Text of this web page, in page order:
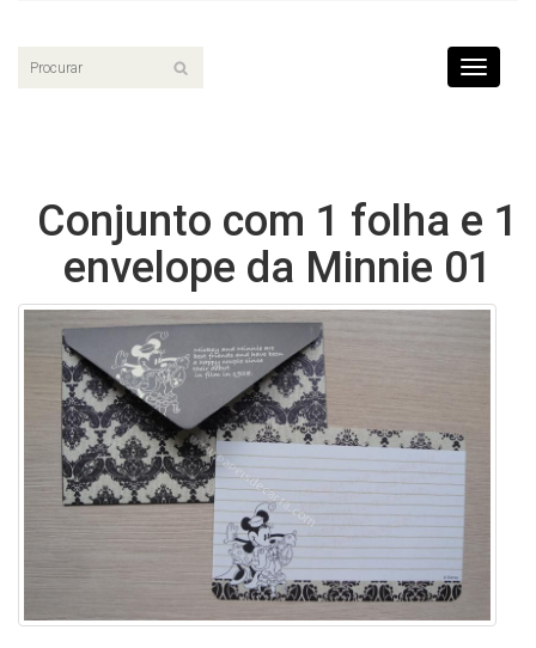
Toggle
Conjunto com 1 folha e 1
envelope da Minnie 01